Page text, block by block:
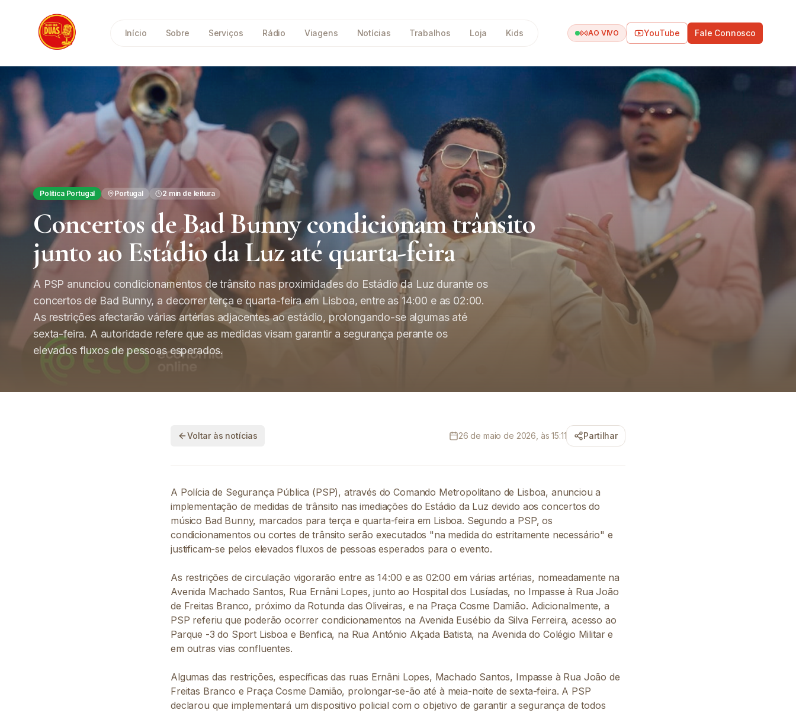
Início Sobre Serviços Rádio Viagens Notícias Trabalhos Loja Kids AO VIVO YouTube Fale Connosco
Política Portugal Portugal 2 min de leitura
Concertos de Bad Bunny condicionam trânsito
junto ao Estádio da Luz até quarta-feira
A PSP anunciou condicionamentos de trânsito nas proximidades do Estádio da Luz durante os
concertos de Bad Bunny, a decorrer terça e quarta-feira em Lisboa, entre as 14:00 e as 02:00.
As restrições afectarão várias artérias adjacentes ao estádio, prolongando-se algumas até
sexta-feira. A autoridade refere que as medidas visam garantir a segurança perante os
elevados fluxos de pessoas esperados.
Voltar às notícias 26 de maio de 2026, às 15:11 Partilhar
A Polícia de Segurança Pública (PSP), através do Comando Metropolitano de Lisboa, anunciou a
implementação de medidas de trânsito nas imediações do Estádio da Luz devido aos concertos do
músico Bad Bunny, marcados para terça e quarta-feira em Lisboa. Segundo a PSP, os
condicionamentos ou cortes de trânsito serão executados "na medida do estritamente necessário" e
justificam-se pelos elevados fluxos de pessoas esperados para o evento.
As restrições de circulação vigorarão entre as 14:00 e as 02:00 em várias artérias, nomeadamente na
Avenida Machado Santos, Rua Ernâni Lopes, junto ao Hospital dos Lusíadas, no Impasse à Rua João
de Freitas Branco, próximo da Rotunda das Oliveiras, e na Praça Cosme Damião. Adicionalmente, a
PSP referiu que poderão ocorrer condicionamentos na Avenida Eusébio da Silva Ferreira, acesso ao
Parque -3 do Sport Lisboa e Benfica, na Rua António Alçada Batista, na Avenida do Colégio Militar e
em outras vias confluentes.
Algumas das restrições, específicas das ruas Ernâni Lopes, Machado Santos, Impasse à Rua João de
Freitas Branco e Praça Cosme Damião, prolongar-se-ão até à meia-noite de sexta-feira. A PSP
declarou que implementará um dispositivo policial com o objetivo de garantir a segurança de todos